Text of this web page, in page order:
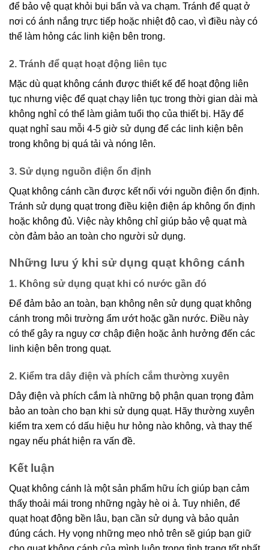
để bảo vệ quạt khỏi bụi bẩn và va chạm. Tránh để quạt ở
nơi có ánh nắng trực tiếp hoặc nhiệt độ cao, vì điều này có
thể làm hỏng các linh kiện bên trong.
2. Tránh để quạt hoạt động liên tục
Mặc dù quạt không cánh được thiết kế để hoạt động liên
tục nhưng việc để quạt chạy liên tục trong thời gian dài mà
không nghỉ có thể làm giảm tuổi thọ của thiết bị. Hãy để
quạt nghỉ sau mỗi 4-5 giờ sử dụng để các linh kiện bên
trong không bị quá tải và nóng lên.
3. Sử dụng nguồn điện ổn định
Quạt không cánh cần được kết nối với nguồn điện ổn định.
Tránh sử dụng quạt trong điều kiện điện áp không ổn định
hoặc không đủ. Việc này không chỉ giúp bảo vệ quạt mà
còn đảm bảo an toàn cho người sử dụng.
Những lưu ý khi sử dụng quạt không cánh
1. Không sử dụng quạt khi có nước gần đó
Để đảm bảo an toàn, bạn không nên sử dụng quạt không
cánh trong môi trường ẩm ướt hoặc gần nước. Điều này
có thể gây ra nguy cơ chập điện hoặc ảnh hưởng đến các
linh kiện bên trong quạt.
2. Kiểm tra dây điện và phích cắm thường xuyên
Dây điện và phích cắm là những bộ phận quan trọng đảm
bảo an toàn cho bạn khi sử dụng quạt. Hãy thường xuyên
kiểm tra xem có dấu hiệu hư hỏng nào không, và thay thế
ngay nếu phát hiện ra vấn đề.
Kết luận
Quạt không cánh là một sản phẩm hữu ích giúp bạn cảm
thấy thoải mái trong những ngày hè oi ả. Tuy nhiên, để
quạt hoạt động bền lâu, bạn cần sử dụng và bảo quản
đúng cách. Hy vọng những mẹo nhỏ trên sẽ giúp bạn giữ